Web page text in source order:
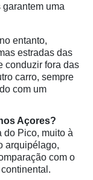
uma
entanto,
estradas das
conduzir fora das
carro, sempre
com um
Açores?
do Pico, muito à
arquipélago,
com o